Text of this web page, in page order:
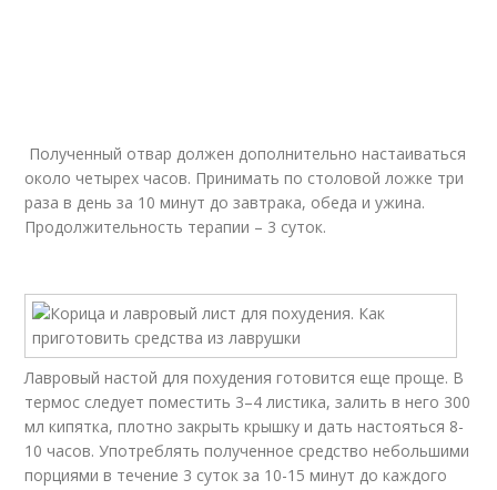
Полученный отвар должен дополнительно настаиваться
около четырех часов. Принимать по столовой ложке три
раза в день за 10 минут до завтрака, обеда и ужина.
Продолжительность терапии – 3 суток.
Лавровый настой для похудения готовится еще проще. В
термос следует поместить 3–4 листика, залить в него 300
мл кипятка, плотно закрыть крышку и дать настояться 8-
10 часов. Употреблять полученное средство небольшими
порциями в течение 3 суток за 10-15 минут до каждого